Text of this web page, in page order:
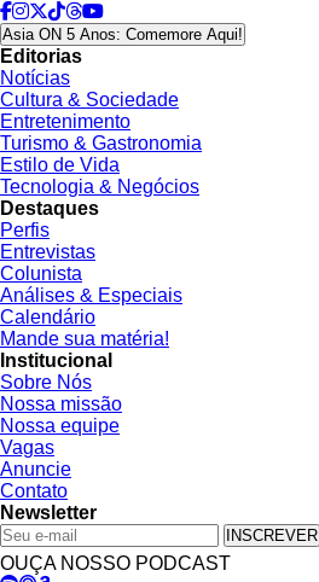
Asia ON 5 Anos: Comemore Aqui!
Editorias
Notícias
Cultura & Sociedade
Entretenimento
Turismo & Gastronomia
Estilo de Vida
Tecnologia & Negócios
Destaques
Perfis
Entrevistas
Colunista
Análises & Especiais
Calendário
Mande sua matéria!
Institucional
Sobre Nós
Nossa missão
Nossa equipe
Vagas
Anuncie
Contato
Newsletter
INSCREVER
OUÇA NOSSO PODCAST